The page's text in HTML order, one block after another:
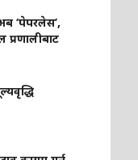
‘पेपरलेस’,
प्रणालीबाट